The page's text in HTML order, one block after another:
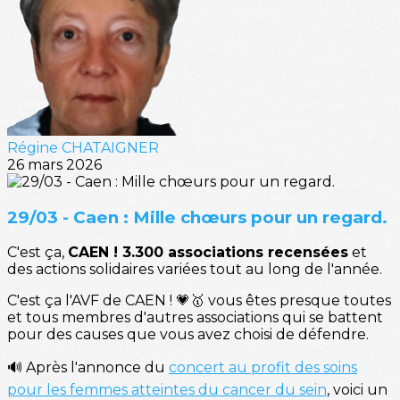
Régine CHATAIGNER
26 mars 2026
29/03 - Caen : Mille chœurs pour un regard.
C'est ça, CAEN ! 3.300 associations recensées et
des actions solidaires variées tout au long de l'année.
C'est ça l'AVF de CAEN ! 💗🥇 vous êtes presque toutes
et tous membres d'autres associations qui se battent
pour des causes que vous avez choisi de défendre.
🔊 Après l'annonce du concert au profit des soins
pour les femmes atteintes du cancer du sein, voici un